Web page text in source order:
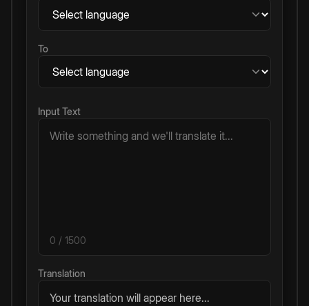
To
Input Text
0 / 1500
Translation
Your translation will appear here...